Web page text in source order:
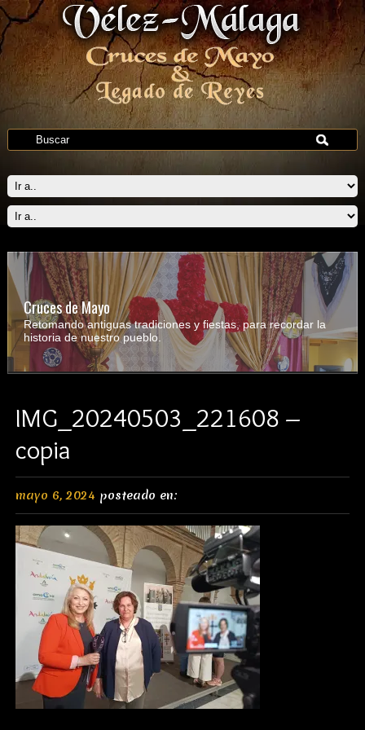
Cruces de Mayo
Retomando antiguas tradiciones y fiestas, para recordar la
historia de nuestro pueblo.
IMG_20240503_221608 –
copia
mayo 6, 2024 posteado en: